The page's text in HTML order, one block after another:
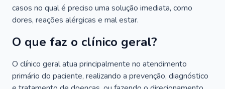
casos no qual é preciso uma solução imediata, como
dores, reações alérgicas e mal estar.
O que faz o clínico geral?
O clínico geral atua principalmente no atendimento
primário do paciente, realizando a prevenção, diagnóstico